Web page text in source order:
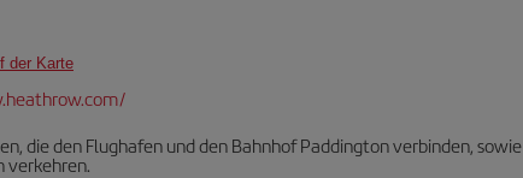
der Karte
die den Flughafen und den Bahnhof Paddington verbinden,
verkehren.